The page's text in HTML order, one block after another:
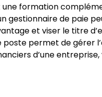
une formation
gestionnaire de paie
et viser le titre
permet de gérer
d’une